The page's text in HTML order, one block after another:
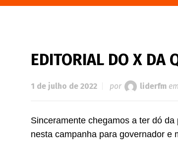
EDITORIAL DO X
1 de julho de 2022 por liderfm em
Sinceramente chegamos a ter dó
nesta campanha para governador e